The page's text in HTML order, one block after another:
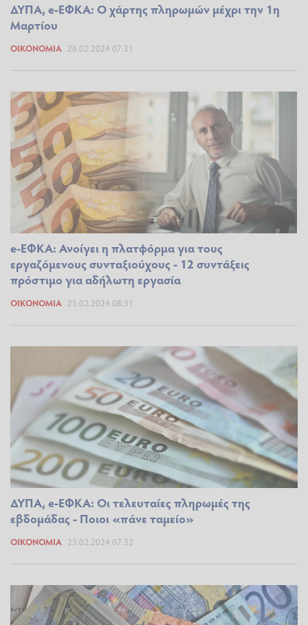
ΔΥΠΑ, e-ΕΦΚΑ: Ο χάρτης πληρωμών μέχρι την 1η
Μαρτίου
ΟΙΚΟΝΟΜΊΑ 26.02.2024 07:31
e-ΕΦΚΑ: Ανοίγει η πλατφόρμα για τους
εργαζόμενους συνταξιούχους - 12 συντάξεις
πρόστιμο για αδήλωτη εργασία
ΟΙΚΟΝΟΜΊΑ 25.02.2024 08:31
ΔΥΠΑ, e-ΕΦΚΑ: Οι τελευταίες πληρωμές της
εβδομάδας - Ποιοι «πάνε ταμείο»
ΟΙΚΟΝΟΜΊΑ 23.02.2024 07:32